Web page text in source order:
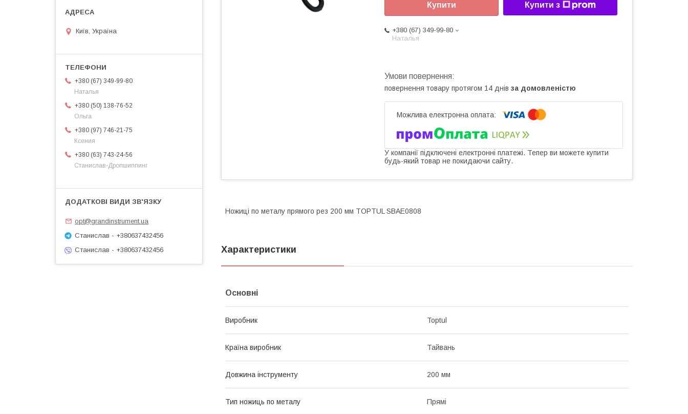
Купити Купити з
+380 (67) 349-99-80
Наталья
повернення товару протягом 14 днів за домовленістю
У компанії підключені електронні платежі. Тепер ви можете купити
будь-який товар не покидаючи сайту.
Ножиці по металу прямого рез 200 мм TOPTUL SBAE0808
Характеристики
Основні
Виробник Toptul
Країна виробник Тайвань
Довжина інструменту 200 мм
Тип ножиць по металу Прямі
Київ, Україна
+380 (67) 349-99-80
Наталья
+380 (50) 138-76-52
Ольга
+380 (97) 746-21-75
Ксения
+380 (63) 743-24-56
Станислав-Дропшиппинг
opt@grandinstrument.ua
Станислав - +380637432456
Станислав - +380637432456